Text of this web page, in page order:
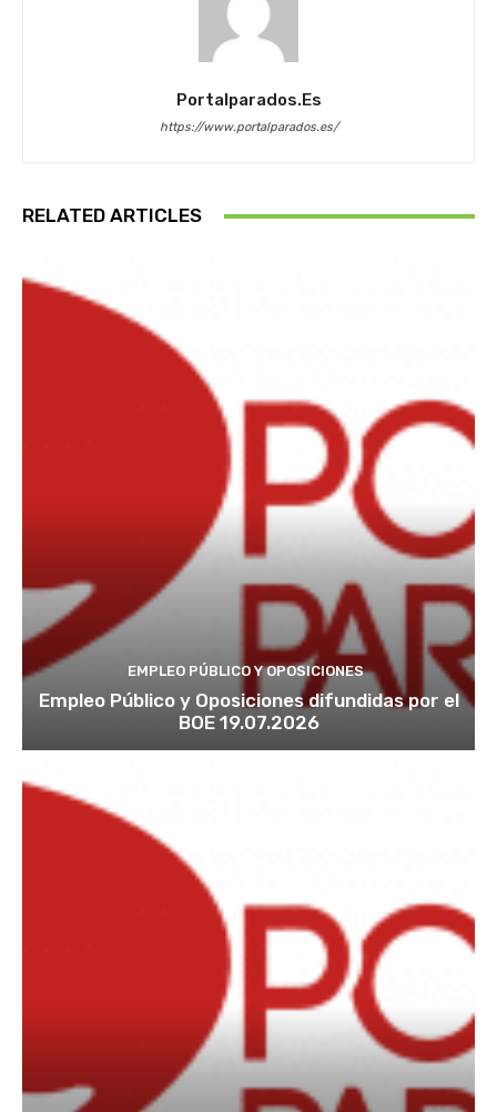
Portalparados.es
https://www.portalparados.es/
RELATED ARTICLES
EMPLEO PÚBLICO Y OPOSICIONES
Empleo Público y Oposiciones difundidas por el
BOE 19.07.2026